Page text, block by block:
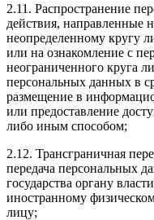
2.11. Распространение
действия, направленные
неопределенному кругу
или на ознакомление с
неограниченного круга
персональных данных в
размещение в
или предоставление
либо иным способом;
2.12. Трансграничная
передача персональных
государства органу
иностранному
лицу;